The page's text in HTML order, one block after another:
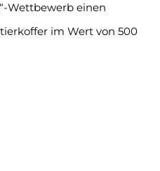
Wettbewerb einen
im Wert von 500